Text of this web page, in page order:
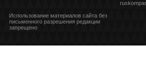
Использование материалов сайта без
письменного разрешения редакции
запрещено